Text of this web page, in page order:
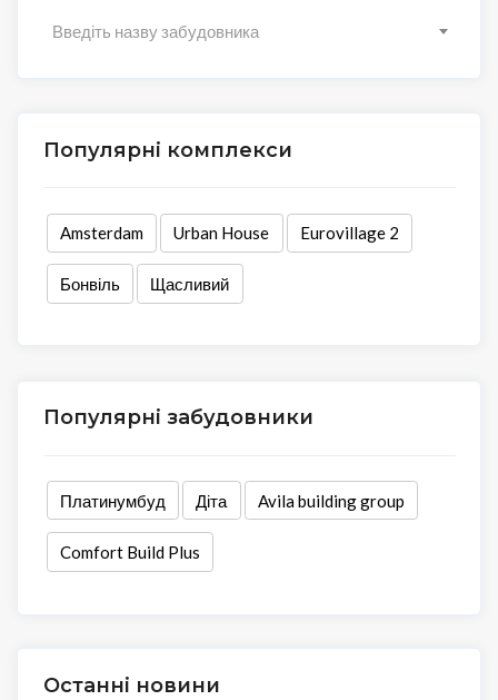
Введіть назву забудовника
Популярні комплекси
Amsterdam Urban House Eurovillage 2
Бонвіль Щасливий
Популярні забудовники
Платинумбуд Діта Avila building group
Comfort Build Plus
Останні новини